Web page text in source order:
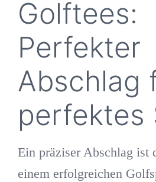
Golftees:
Perfekter
Abschlag
perfektes
Ein präziser Abschlag ist
einem erfolgreichen